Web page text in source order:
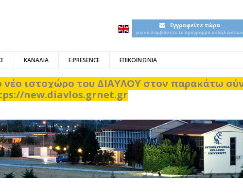
Εγγραφείτε τώρα
για να λαμβάνετε το πρόγραμμα εκδηλώσεων
ΚΑΝΑΛΙΑ E:PRESENCE ΕΠΙΚΟΙΝΩΝΙΑ
νέο ιστοχώρο του ΔΙΑΥΛΟΥ στον παρακάτω
new.diavlos.grnet.gr